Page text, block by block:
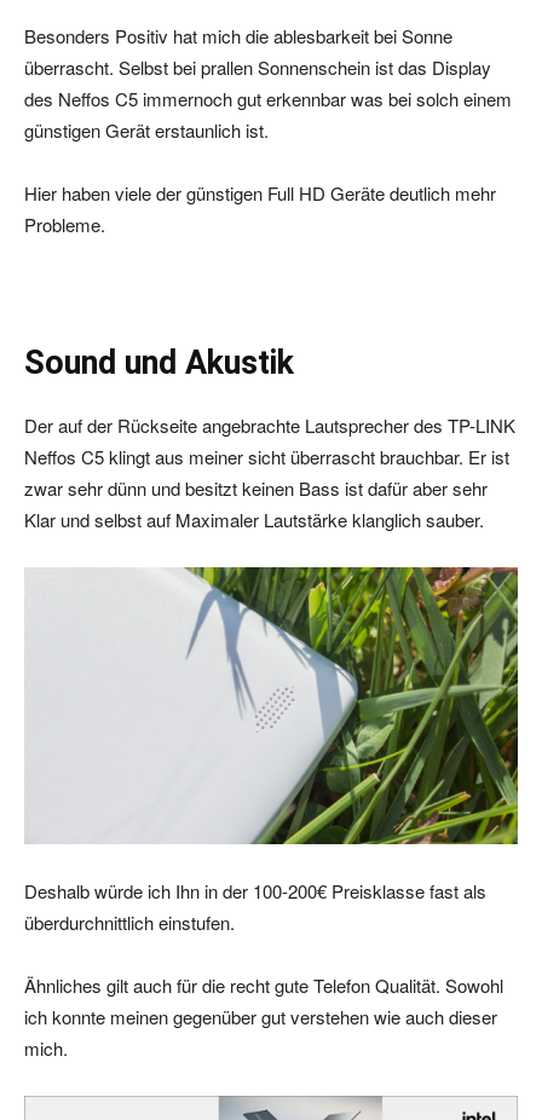
Besonders Positiv hat mich die ablesbarkeit bei Sonne
überrascht. Selbst bei prallen Sonnenschein ist das Display
des Neffos C5 immernoch gut erkennbar was bei solch einem
günstigen Gerät erstaunlich ist.
Hier haben viele der günstigen Full HD Geräte deutlich mehr
Probleme.
Sound und Akustik
Der auf der Rückseite angebrachte Lautsprecher des TP-LINK
Neffos C5 klingt aus meiner sicht überrascht brauchbar. Er ist
zwar sehr dünn und besitzt keinen Bass ist dafür aber sehr
Klar und selbst auf Maximaler Lautstärke klanglich sauber.
Deshalb würde ich Ihn in der 100-200€ Preisklasse fast als
überdurchnittlich einstufen.
Ähnliches gilt auch für die recht gute Telefon Qualität. Sowohl
ich konnte meinen gegenüber gut verstehen wie auch dieser
mich.